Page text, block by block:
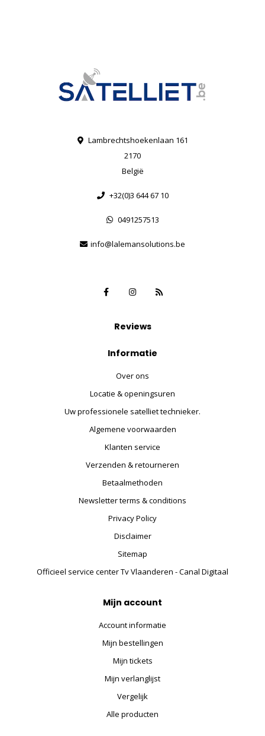
Lambrechtshoekenlaan 161
2170
België
+32(0)3 644 67 10
0491257513
info@lalemansolutions.be
Reviews
Informatie
Over ons
Locatie & openingsuren
Uw professionele satelliet technieker.
Algemene voorwaarden
Klanten service
Verzenden & retourneren
Betaalmethoden
Newsletter terms & conditions
Privacy Policy
Disclaimer
Sitemap
Officieel service center Tv Vlaanderen - Canal Digitaal
Mijn account
Account informatie
Mijn bestellingen
Mijn tickets
Mijn verlanglijst
Vergelijk
Alle producten